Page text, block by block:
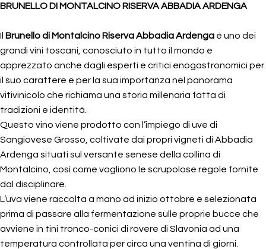
BRUNELLO DI MONTALCINO RISERVA ABBADIA ARDENGA
Il Brunello di Montalcino Riserva Abbadia Ardenga è uno dei
grandi vini toscani, conosciuto in tutto il mondo e
apprezzato anche dagli esperti e critici enogastronomici per
il suo carattere e per la sua importanza nel panorama
vitivinicolo che richiama una storia millenaria fatta di
tradizioni e identità.
Questo vino viene prodotto con l’impiego di uve di
Sangiovese Grosso, coltivate dai propri vigneti di Abbadia
Ardenga situati sul versante senese della collina di
Montalcino, così come vogliono le scrupolose regole fornite
dal disciplinare.
L’uva viene raccolta a mano ad inizio ottobre e selezionata
prima di passare alla fermentazione sulle proprie bucce che
avviene in tini tronco-conici di rovere di Slavonia ad una
temperatura controllata per circa una ventina di giorni.